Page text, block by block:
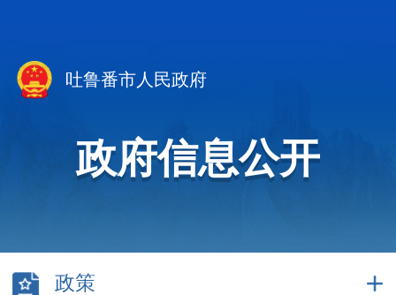
吐鲁番市人民政府
政府信息公开
政策